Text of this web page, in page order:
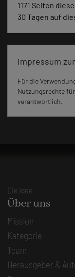
1171 Seiten
30 Tagen auf
Impressum
Für die
Nutzungsrechte
verantwortlich.
Die Idee
Über uns
Mission
Kategorie
Team
Herausgeber &